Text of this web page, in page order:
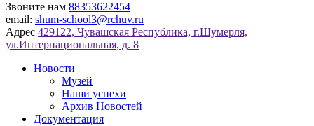
Звоните нам 88353622454
email: shum-school3@rchuv.ru
Адрес 429122, Чувашская Республика, г.Шумерля,
ул.Интернациональная, д. 8
Новости
Музей
Наши успехи
Архив Новостей
Документация